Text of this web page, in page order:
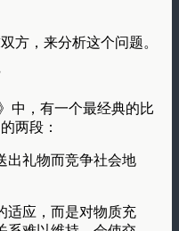
方，来分析这个问题。
中，有一个最经典的比
两段：
出礼物而竞争社会地
适应，而是对物质充